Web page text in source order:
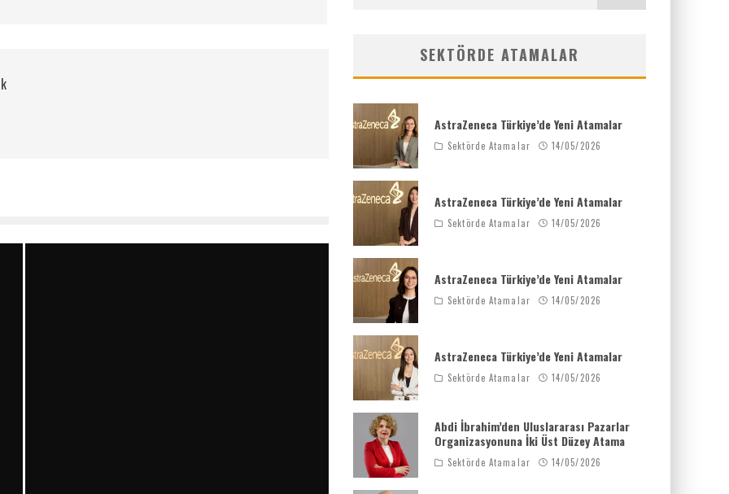
SEKTÖRDE ATAMALAR
AstraZeneca Türkiye’de Yeni Atamalar
Sektörde Atamalar 14/05/2026
AstraZeneca Türkiye’de Yeni Atamalar
Sektörde Atamalar 14/05/2026
AstraZeneca Türkiye’de Yeni Atamalar
Sektörde Atamalar 14/05/2026
AstraZeneca Türkiye’de Yeni Atamalar
Sektörde Atamalar 14/05/2026
Abdi İbrahim’den Uluslararası Pazarlar
Organizasyonuna İki Üst Düzey Atama
Sektörde Atamalar 14/05/2026